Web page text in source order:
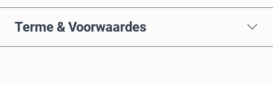
Terme & Voorwaardes